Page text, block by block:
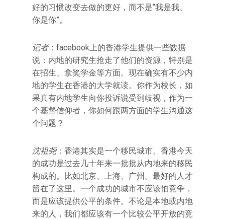
好的习惯改变去做的更好，而不是“我是我、
你是你”。
记者：facebook上的香港学生提供一些数据
说：内地的研究生抢走了他们的资源，特别是
在招生、拿奖学金等方面。现在确实有不少内
地的学生在香港的大学就读。你作为校长，如
果真有内地学生向你投诉说受到歧视，作为一
个基督信仰者，你如何跟两方面的学生沟通这
个问题？
沈祖尧：香港其实是一个移民城市。香港今天
的成功是过去几十年来一批批从内地来的移民
构成的。比如北京、上海、广州。最好的人才
留在了这里。一个成功的城市不应该怕竞争，
而是应该提供公平的条件。不论是本地或内地
来的人，我们都应该有一个比较公平开放的竞